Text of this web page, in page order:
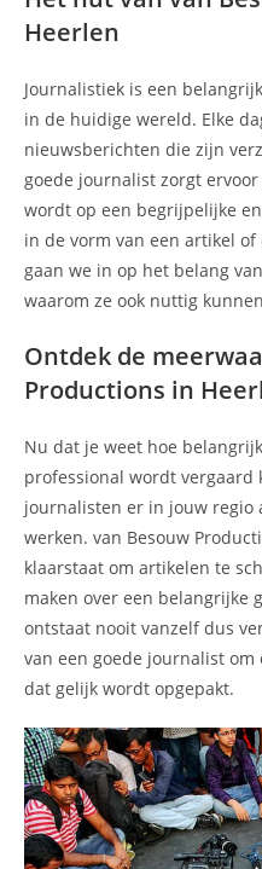
Heerlen
Journalistiek is een
in de huidige wereld. Elke
nieuwsberichten die zijn
goede journalist zorgt
wordt op een begrijpelijke
in de vorm van een artikel
gaan we in op het belang
waarom ze ook nuttig
Ontdek de
Productions in
Nu dat je weet hoe
professional wordt vergaard
journalisten er in jouw regio
werken. van Besouw
klaarstaat om artikelen te
maken over een belangrijke
ontstaat nooit vanzelf dus
van een goede journalist
dat gelijk wordt opgepakt.